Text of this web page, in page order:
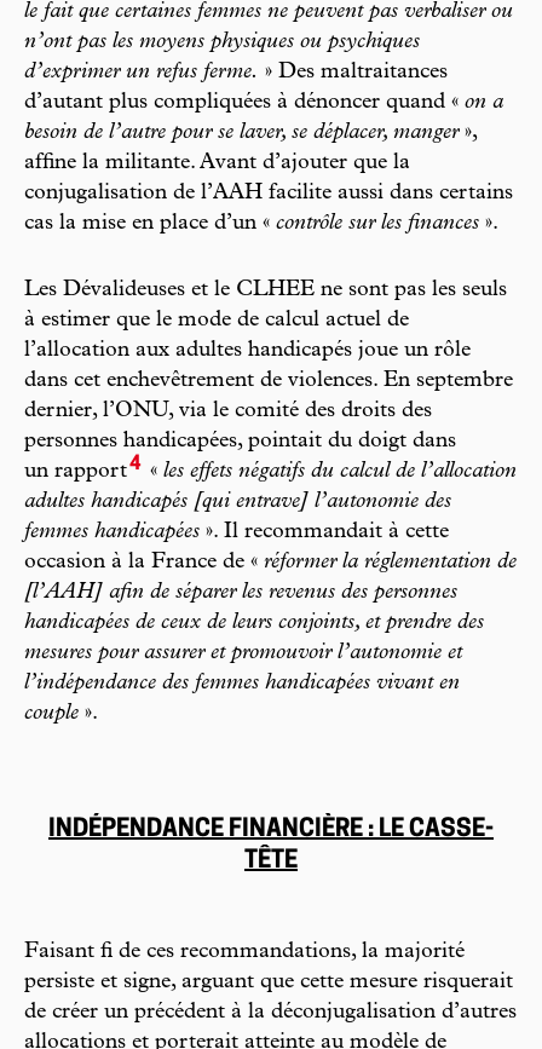
le fait que certaines femmes ne peuvent pas verbaliser ou
n’ont pas les moyens physiques ou psychiques
d’exprimer un refus ferme. » Des maltraitances
d’autant plus compliquées à dénoncer quand « on a
besoin de l’autre pour se laver, se déplacer, manger»,
affine la militante. Avant d’ajouter que la
conjugalisation de l’AAH facilite aussi dans certains
cas la mise en place d’un « contrôle sur les finances ».
Les Dévalideuses et le CLHEE ne sont pas les seuls
à estimer que le mode de calcul actuel de
l’allocation aux adultes handicapés joue un rôle
dans cet enchevêtrement de violences. En septembre
dernier, l’ONU, via le comité des droits des
personnes handicapées, pointait du doigt dans
un rapport4 « les effets négatifs du calcul de l’allocation
adultes handicapés [qui entrave] l’autonomie des
femmes handicapées ». Il recommandait à cette
occasion à la France de « réformer la réglementation de
[l’AAH] afin de séparer les revenus des personnes
handicapées de ceux de leurs conjoints, et prendre des
mesures pour assurer et promouvoir l’autonomie et
l’indépendance des femmes handicapées vivant en
couple ».
INDÉPENDANCE FINANCIÈRE : LE CASSE-
TÊTE
Faisant fi de ces recommandations, la majorité
persiste et signe, arguant que cette mesure risquerait
de créer un précédent à la déconjugalisation d’autres
allocations et porterait atteinte au modèle de